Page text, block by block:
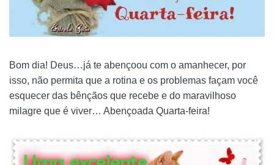
Bom dia! Deus…já te abençoou com o amanhecer, por
isso, não permita que a rotina e os problemas façam você
esquecer das bênçãos que recebe e do maravilhoso
milagre que é viver… Abençoada Quarta-feira!